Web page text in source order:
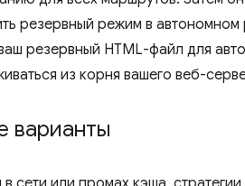
резервный режим в
резервный HTML-файл для
из корня вашего веб-
варианты